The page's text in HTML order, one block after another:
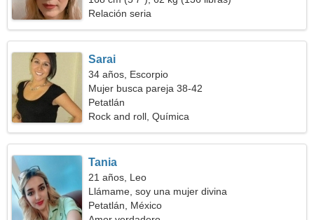
Relación seria
Sarai
34 años, Escorpio
Mujer busca pareja 38-42
Petatlán
Rock and roll, Química
Tania
21 años, Leo
Llámame, soy una mujer divina
Petatlán, México